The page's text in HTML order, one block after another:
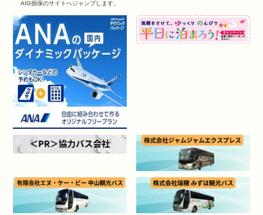
AIG損保のサイトへジャンプします。